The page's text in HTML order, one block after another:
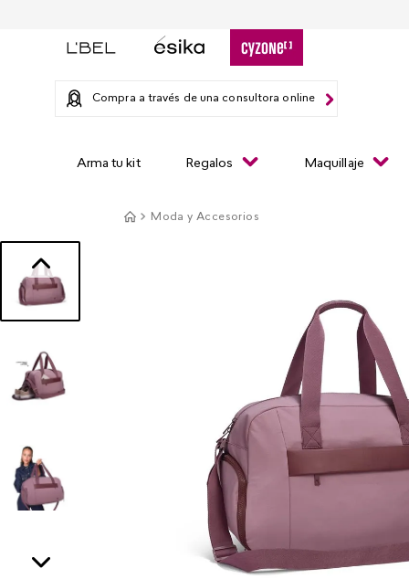
Compra a través de una consultora online
Arma tu kit Regalos Maquillaje
Moda y Accesorios